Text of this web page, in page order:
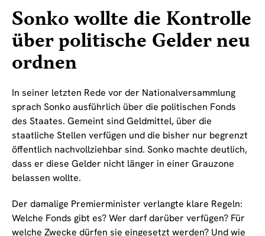
Sonko wollte die Kontrolle
über politische Gelder neu
ordnen
In seiner letzten Rede vor der Nationalversammlung
sprach Sonko ausführlich über die politischen Fonds
des Staates. Gemeint sind Geldmittel, über die
staatliche Stellen verfügen und die bisher nur begrenzt
öffentlich nachvollziehbar sind. Sonko machte deutlich,
dass er diese Gelder nicht länger in einer Grauzone
belassen wollte.
Der damalige Premierminister verlangte klare Regeln:
Welche Fonds gibt es? Wer darf darüber verfügen? Für
welche Zwecke dürfen sie eingesetzt werden? Und wie